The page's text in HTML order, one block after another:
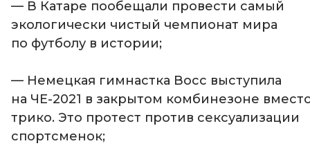
— В Катаре пообещали провести самый
экологически чистый чемпионат мира
по футболу в истории;
— Немецкая гимнастка Восс выступила
на ЧЕ-2021 в закрытом комбинезоне
трико. Это протест против сексуализации
спортсменок;